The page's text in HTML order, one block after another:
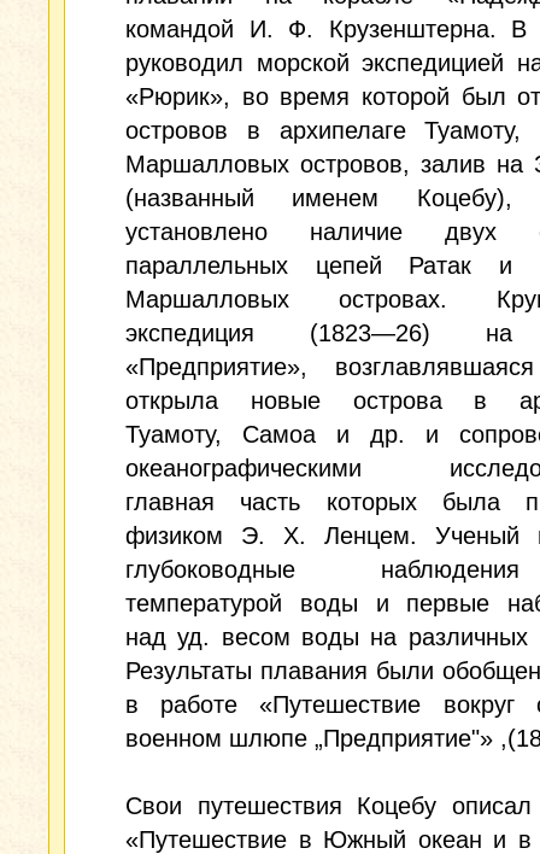
командой И. Ф. Крузенштерна. В
руководил морской экспедицией
«Рюрик», во время которой был
островов в архипелаге Туамоту,
Маршалловых островов, залив на
(названный именем Коцебу),
установлено наличие двух
параллельных цепей Ратак и
Маршалловых островах.
экспедиция (1823—26)
«Предприятие»,
открыла новые острова в
Туамоту, Самоа и др. и
океанографическими
главная часть которых была
физиком Э. Х. Ленцем. Ученый
глубоководные
температурой воды и первые
над уд. весом воды на различных
Результаты плавания были
в работе «Путешествие вокруг
военном шлюпе „Предприятие"»
Свои путешествия Коцебу описал
«Путешествие в Южный океан и в